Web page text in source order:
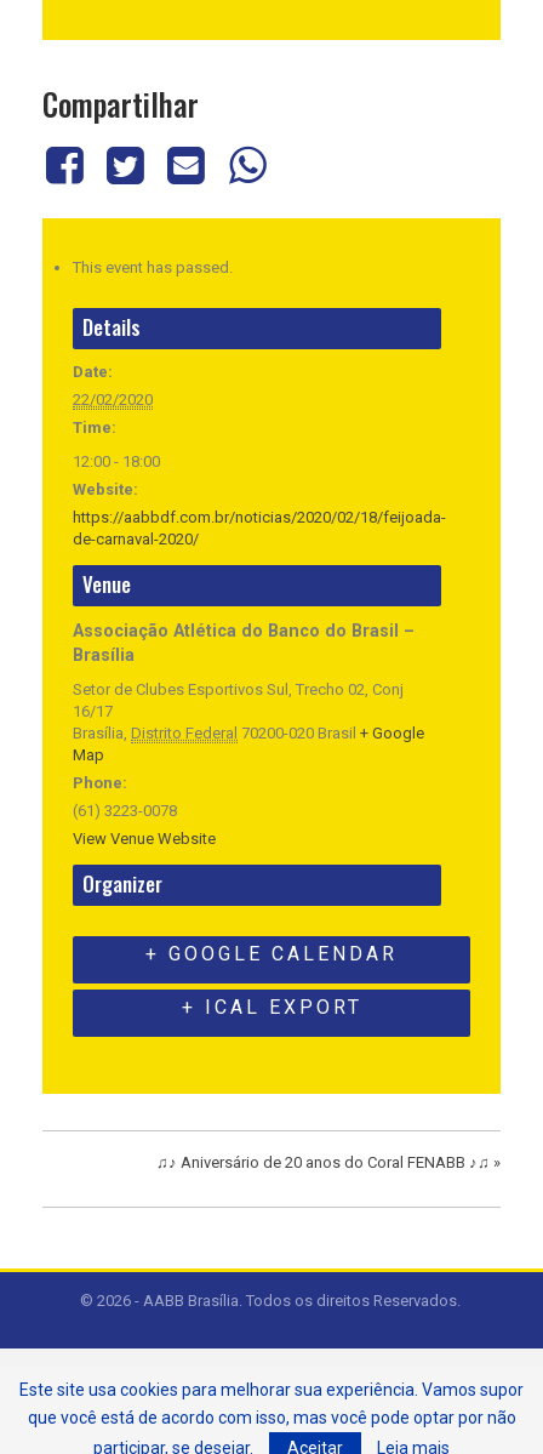
Compartilhar
This event has passed.
Details
Date:
22/02/2020
Time:
12:00 - 18:00
Website:
https://aabbdf.com.br/noticias/2020/02/18/feijoada-
de-carnaval-2020/
Venue
Associação Atlética do Banco do Brasil –
Brasília
Setor de Clubes Esportivos Sul, Trecho 02, Conj
16/17
Brasília, Distrito Federal 70200-020 Brasil + Google
Map
Phone:
(61) 3223-0078
View Venue Website
Organizer
+ GOOGLE CALENDAR
+ ICAL EXPORT
♫♪ Aniversário de 20 anos do Coral FENABB ♪♫ »
© 2026 - AABB Brasília. Todos os direitos Reservados.
Este site usa cookies para melhorar sua experiência. Vamos supor
que você está de acordo com isso, mas você pode optar por não
participar, se desejar.
Aceitar Leia mais